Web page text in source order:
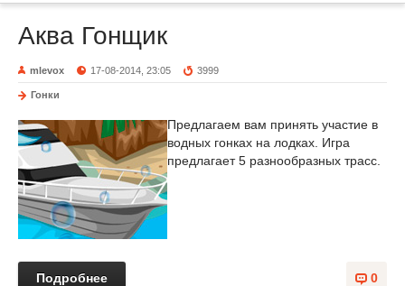
Аква Гонщик
mlevox 17-08-2014, 23:05 3999
Гонки
Предлагаем вам принять участие в
водных гонках на лодках. Игра
предлагает 5 разнообразных трасс.
0
Подробнее